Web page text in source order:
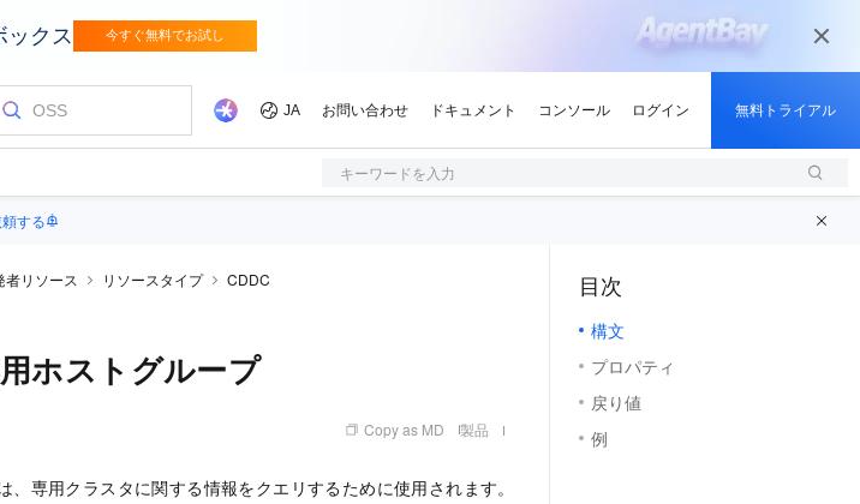
キーワードを入力
する
者リソース リソースタイプ
CDDC
ホストグループ
Copy as MD 製品
専用クラスタに関する情報をクエリするために使用されます。
目次
構文
プロパティ
戻り値
例